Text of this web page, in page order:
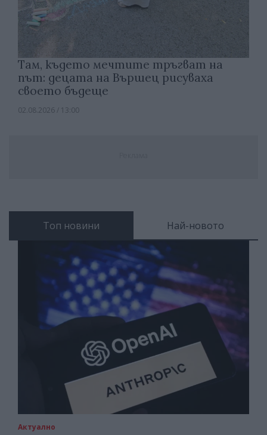
Там, където мечтите тръгват на
път: децата на Вършец рисуваха
своето бъдеще
02.08.2026 / 13:00
Топ новини Най-новото
Актуално